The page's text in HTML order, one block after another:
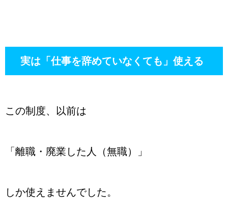
実は「仕事を辞めていなくても」使える
この制度、以前は
「離職・廃業した人（無職）」
しか使えませんでした。